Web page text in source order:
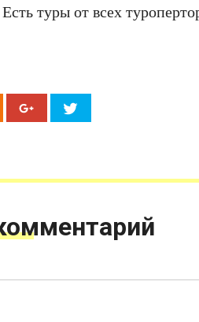
Есть туры от всех